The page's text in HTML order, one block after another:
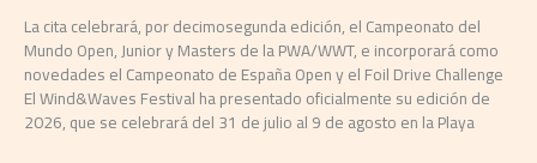
La cita celebrará, por decimosegunda edición, el Campeonato del
Mundo Open, Junior y Masters de la PWA/WWT, e incorporará como
novedades el Campeonato de España Open y el Foil Drive Challenge
El Wind&Waves Festival ha presentado oficialmente su edición de
2026, que se celebrará del 31 de julio al 9 de agosto en la Playa